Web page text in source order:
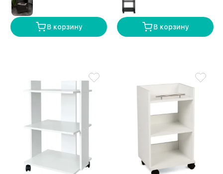
В корзину В корзину